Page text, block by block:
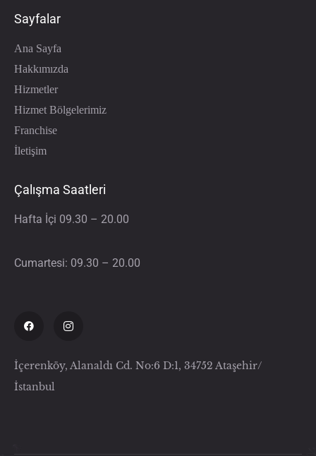
Sayfalar
Ana Sayfa
Hakkımızda
Hizmetler
Hizmet Bölgelerimiz
Franchise
İletişim
Çalışma Saatleri
Hafta İçi 09.30 – 20.00
Cumartesi: 09.30 – 20.00
İçerenköy, Alanaldı Cd. No:6 D:1, 34752 Ataşehir/
İstanbul